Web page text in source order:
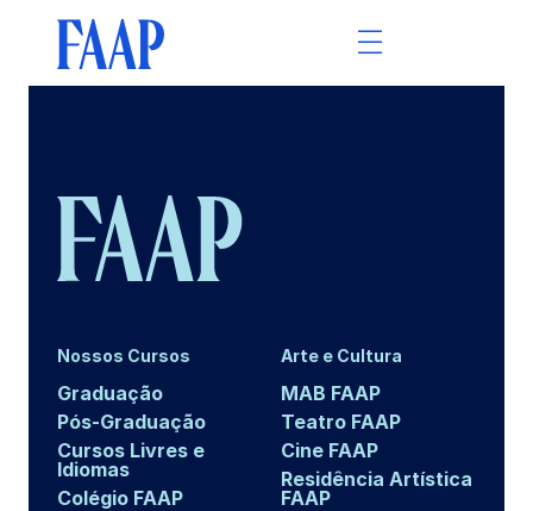
Nossos Cursos
Graduação
Pós-Graduação
Cursos Livres e
Idiomas
Colégio FAAP
Arte e Cultura
MAB FAAP
Teatro FAAP
Cine FAAP
Residência Artística
FAAP